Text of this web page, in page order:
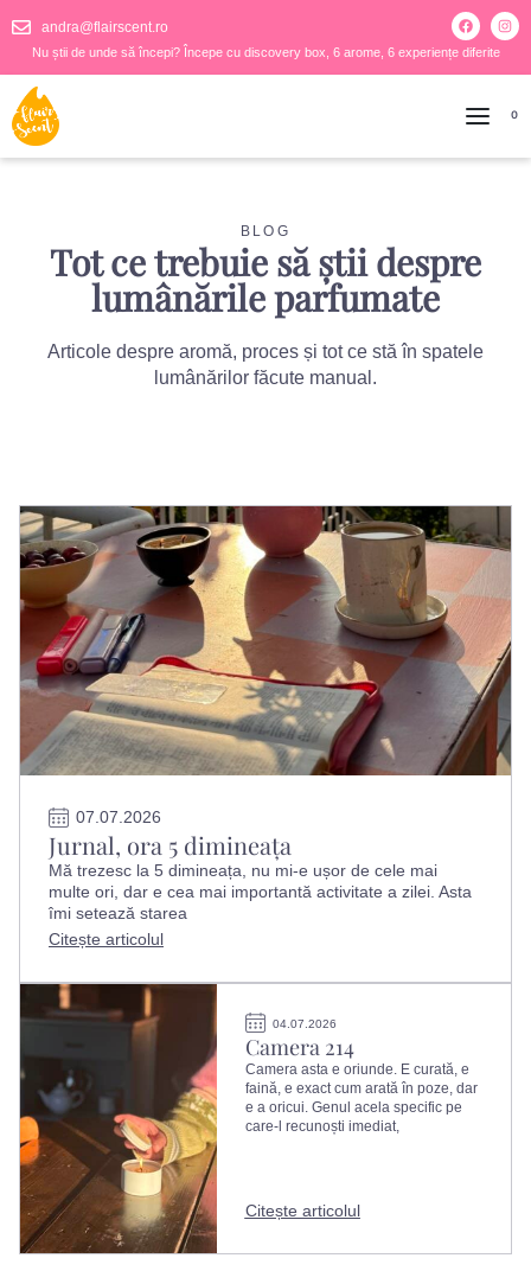
andra@flairscent.ro
Nu știi de unde să începi? Începe cu discovery box, 6 arome, 6 experiențe diferite
0
BLOG
Tot ce trebuie să știi despre
lumânările parfumate
Articole despre aromă, proces și tot ce stă în spatele
lumânărilor făcute manual.
07.07.2026
Jurnal, ora 5 dimineața
Mă trezesc la 5 dimineața, nu mi-e ușor de cele mai
multe ori, dar e cea mai importantă activitate a zilei. Asta
îmi setează starea
Citește articolul
04.07.2026
Camera 214
Camera asta e oriunde. E curată, e
faină, e exact cum arată în poze, dar
e a oricui. Genul acela specific pe
care-l recunoști imediat,
Citește articolul